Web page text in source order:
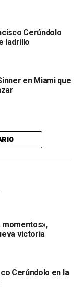
Cerúndolo
ladrillo
en Miami que
victoria
Cerúndolo en la